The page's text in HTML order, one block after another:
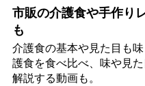
市販の介護食や手作り
も
介護食の基本や見た目も
護食を食べ比べ、味や見
解説する動画も。